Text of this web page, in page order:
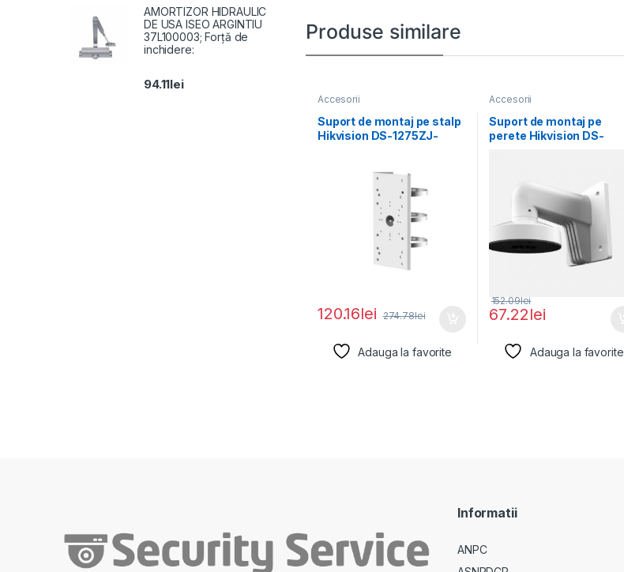
Produse similare
Accesorii
Suport de montaj pe stalp
Hikvision DS-1275ZJ-
120.16lei 274.78lei
Adauga la favorite
Accesorii
Suport de montaj pe
perete Hikvision DS-
67.22lei
152.09lei
Adauga la favorite
AMORTIZOR HIDRAULIC
DE USA ISEO ARGINTIU
37L100003; Forță de
inchidere:
94.11lei
Informatii
ANPC